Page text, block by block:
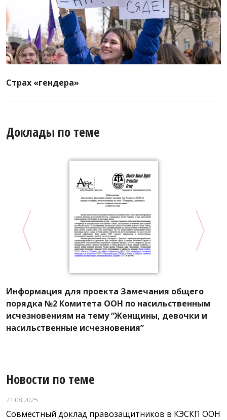
Страх «гендера»
Доклады по теме
Информация для проекта Замечания общего
порядка №2 Комитета ООН по насильственным
исчезновениям на тему “Женщины, девочки и
насильственные исчезновения”
Новости по теме
21.08.2025
Совместный доклад правозащитников в КЭСКП ООН